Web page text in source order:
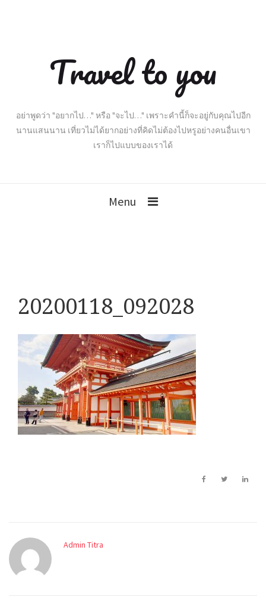
Travel to you
อย่าพูดว่า "อยากไป…" หรือ "จะไป…" เพราะคำนี้ก็จะอยู่กับคุณไปอีก
นานแสนนาน เที่ยวไม่ได้ยากอย่างที่คิดไม่ต้องไปหรูอย่างคนอื่นเขา
เราก็ไปแบบของเราได้
Menu
20200118_092028
Admin Titra